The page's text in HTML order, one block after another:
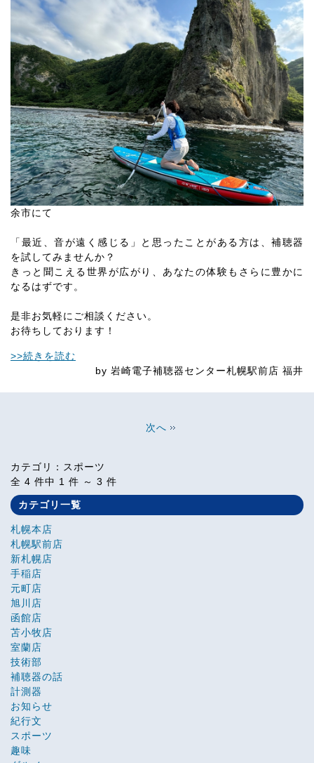
余市にて
「最近、音が遠く感じる」と思ったことがある方は、補聴器
を試してみませんか？
きっと聞こえる世界が広がり、あなたの体験もさらに豊かに
なるはずです。
是非お気軽にご相談ください。
お待ちしております！
>>続きを読む
by 岩崎電子補聴器センター札幌駅前店 福井
次へ
カテゴリ：スポーツ
全 4 件中 1 件 ～ 3 件
カテゴリ一覧
札幌本店
札幌駅前店
新札幌店
手稲店
元町店
旭川店
函館店
苫小牧店
室蘭店
技術部
補聴器の話
計測器
お知らせ
紀行文
スポーツ
趣味